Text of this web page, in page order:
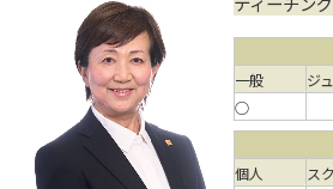
一般
ジ
○
個人
ス